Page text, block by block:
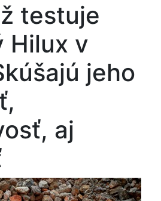
testuje
Hilux v
jeho
aj